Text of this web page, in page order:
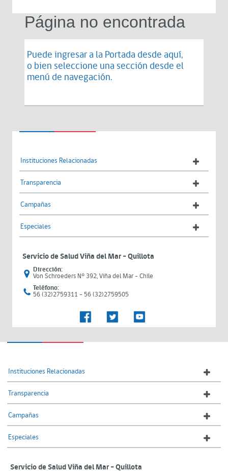
Página no encontrada
Puede ingresar a la Portada desde aquí,
o bien seleccione una sección desde el
menú de navegación.
Instituciones Relacionadas
Transparencia
Campañas
Especiales
Servicio de Salud Viña del Mar – Quillota
Dirección:
Von Schroeders N° 392, Viña del Mar - Chile
Teléfono:
56 (32)2759311 - 56 (32)2759505
Instituciones Relacionadas
Transparencia
Campañas
Especiales
Servicio de Salud Viña del Mar – Quillota